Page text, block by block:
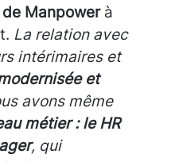
Manpowerà
La relation avec
intérimaires et
et
avons même
métier : le HR
, qui